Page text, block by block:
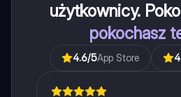
użytkownicy.
pokochasz
4.6/5App Store